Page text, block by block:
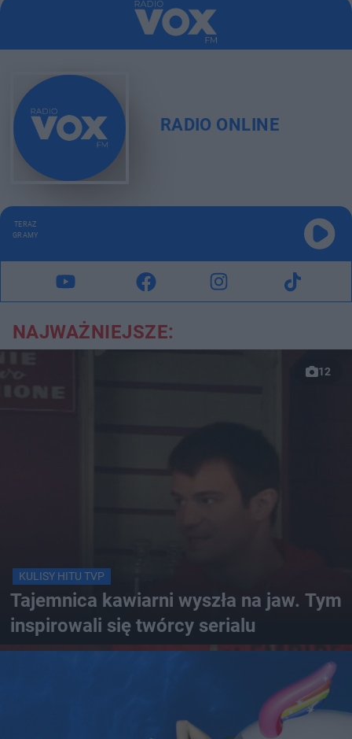
RADIO ONLINE
TERAZ
GRAMY
NAJWAŻNIEJSZE:
12
KULISY HITU TVP
Tajemnica kawiarni wyszła na jaw. Tym
inspirowali się twórcy serialu